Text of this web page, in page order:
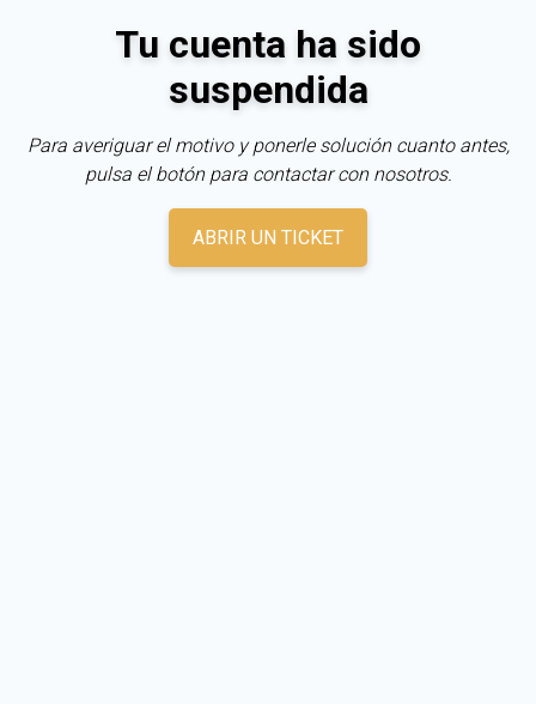
Tu cuenta ha sido
suspendida
Para averiguar el motivo y ponerle solución cuanto antes,
pulsa el botón para contactar con nosotros.
ABRIR UN TICKET